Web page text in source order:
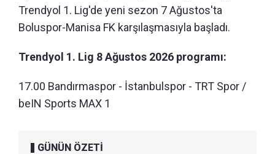
Trendyol 1. Lig'de yeni sezon 7 Ağustos'ta
Boluspor-Manisa FK karşılaşmasıyla başladı.
Trendyol 1. Lig 8 Ağustos 2026 programı:
17.00 Bandırmaspor - İstanbulspor - TRT Spor /
beIN Sports MAX 1
GÜNÜN ÖZETİ